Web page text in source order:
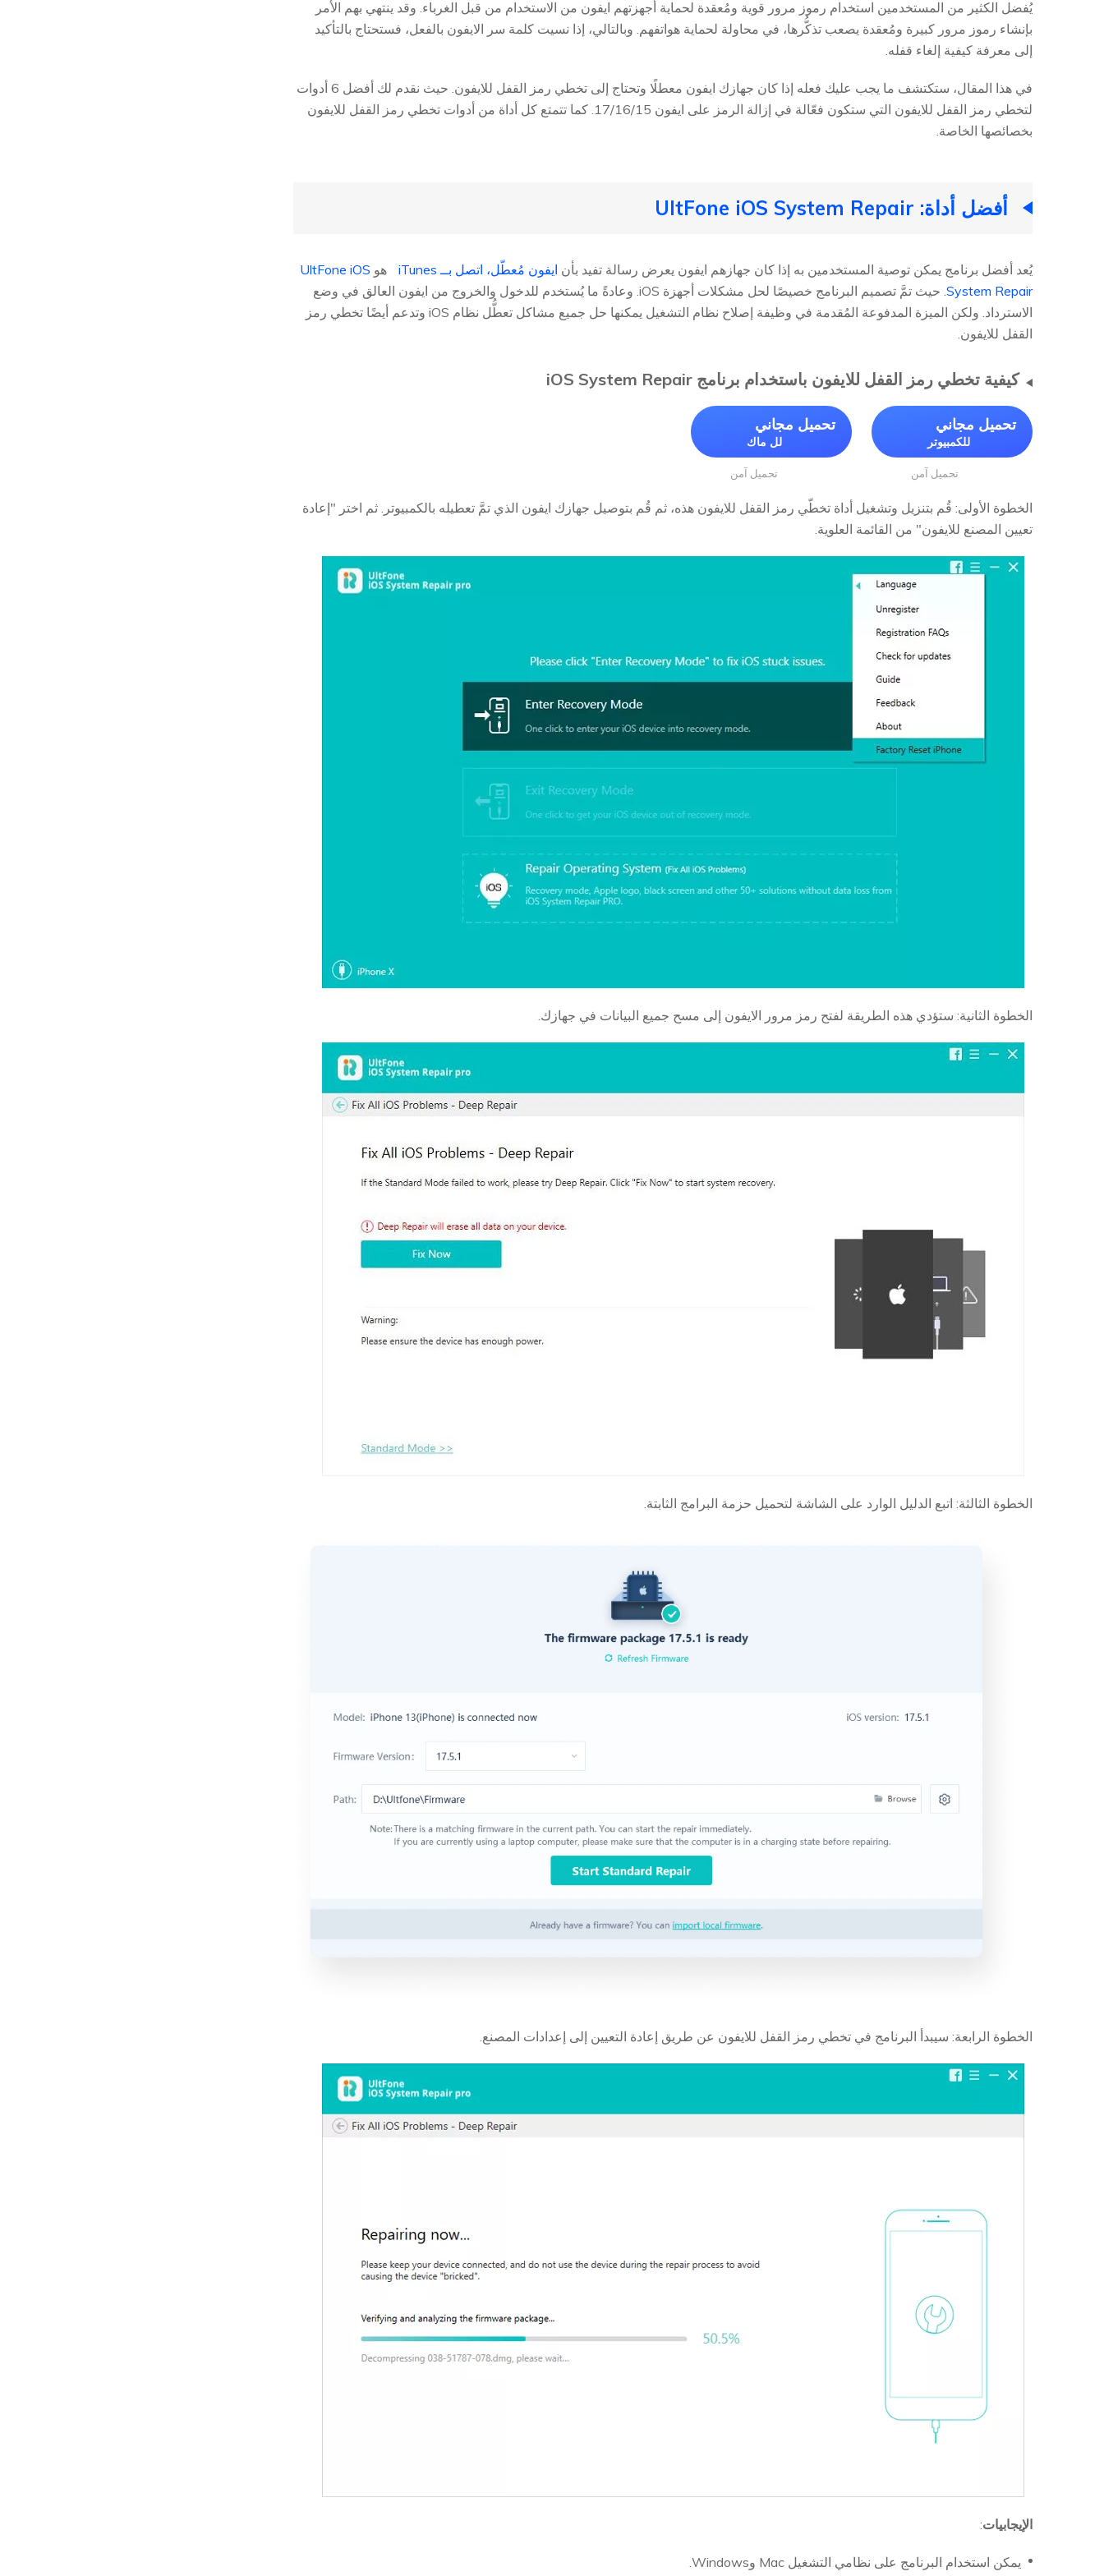
يُفضل الكثير من المستخدمين استخدام رموز مرور قوية ومُعقدة لحماية أجهزتهم ايفون من الاستخدام من قبل الغرباء. وقد ينتهي بهم الأمر
بإنشاء رموز مرور كبيرة ومُعقدة يصعب تذكُّرها، في محاولة لحماية هواتفهم. وبالتالي، إذا نسيت كلمة سر الايفون بالفعل، فستحتاج بالتأكيد
إلى معرفة كيفية إلغاء قفله.
في هذا المقال، ستكتشف ما يجب عليك فعله إذا كان جهازك ايفون معطلًا وتحتاج إلى تخطي رمز القفل للايفون. حيث نقدم لك أفضل 6 أدوات
لتخطي رمز القفل للايفون التي ستكون فعّالة في إزالة الرمز على ايفون 17/16/15. كما تتمتع كل أداة من أدوات تخطي رمز القفل للايفون
بخصائصها الخاصة.
أفضل أداة: UltFone iOS System Repair
يُعد أفضل برنامج يمكن توصية المستخدمين به إذا كان جهازهم ايفون يعرض رسالة تفيد بأن ايفون مُعطّل، اتصل بــ iTunes هو UltFone iOS
System Repair
. حيث تمَّ تصميم البرنامج خصيصًا لحل مشكلات أجهزة iOS. وعادةً ما يُستخدم للدخول والخروج من ايفون العالق في وضع
الاسترداد. ولكن الميزة المدفوعة المُقدمة في وظيفة إصلاح نظام التشغيل يمكنها حل جميع مشاكل تعطُّل نظام iOS وتدعم أيضًا تخطي رمز
القفل للايفون.
كيفية تخطي رمز القفل للايفون باستخدام برنامج iOS System Repair
تحميل مجاني
للكمبيوتر
تحميل آمن
تحميل مجاني
لل ماك
تحميل آمن
الخطوة الأولى: قُم بتنزيل وتشغيل أداة تخطّي رمز القفل للايفون هذه، ثم قُم بتوصيل جهازك ايفون الذي تمَّ تعطيله بالكمبيوتر. ثم اختر "إعادة
تعيين المصنع للايفون" من القائمة العلوية.
الخطوة الثانية: ستؤدي هذه الطريقة لفتح رمز مرور الايفون إلى مسح جميع البيانات في جهازك.
الخطوة الثالثة: اتبع الدليل الوارد على الشاشة لتحميل حزمة البرامج الثابتة.
الخطوة الرابعة: سيبدأ البرنامج في تخطي رمز القفل للايفون عن طريق إعادة التعيين إلى إعدادات المصنع.
الإيجابيات:
يمكن استخدام البرنامج على نظامي التشغيل Mac وWindows.